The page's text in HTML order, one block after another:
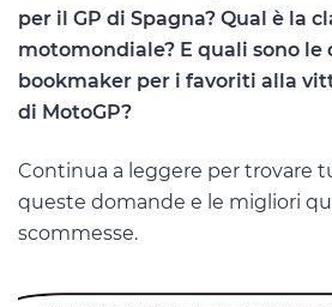
per il GP di Spagna? Qual è la
motomondiale? E quali sono le
bookmaker per i favoriti alla
di MotoGP?
Continua a leggere per trovare
queste domande e le migliori
scommesse.